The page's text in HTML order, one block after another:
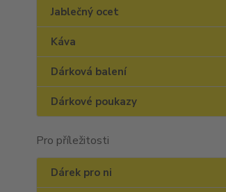
Jablečný ocet
Káva
Dárková balení
Dárkové poukazy
Pro příležitosti
Dárek pro ni